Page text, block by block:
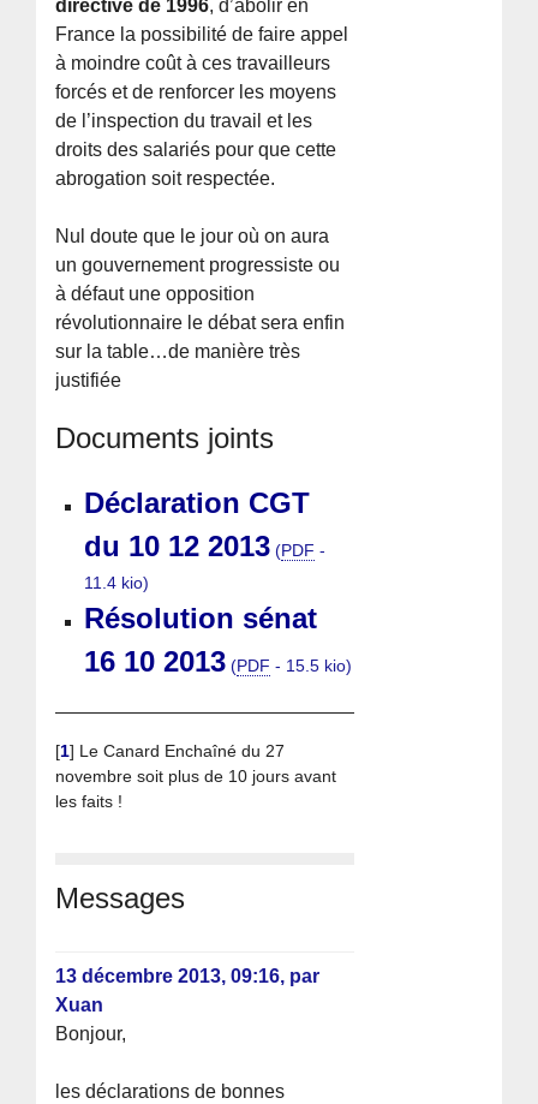
directive de 1996, d’abolir en
France la possibilité de faire appel
à moindre coût à ces travailleurs
forcés et de renforcer les moyens
de l’inspection du travail et les
droits des salariés pour que cette
abrogation soit respectée.
Nul doute que le jour où on aura
un gouvernement progressiste ou
à défaut une opposition
révolutionnaire le débat sera enfin
sur la table…de manière très
justifiée
Documents joints
Déclaration CGT
du 10 12 2013 (PDF -
11.4 kio)
Résolution sénat
16 10 2013 (PDF - 15.5 kio)
[1] Le Canard Enchaîné du 27
novembre soit plus de 10 jours avant
les faits !
Messages
13 décembre 2013, 09:16, par
Xuan
Bonjour,
les déclarations de bonnes